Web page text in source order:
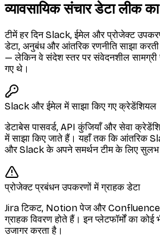
व्यावसायिक संचार डेटा लीक
टीमें हर दिन Slack, ईमेल और प्रोजेक्ट
डेटा, अनुबंध और आंतरिक रणनीति साझा
— लेकिन वे संदेश स्तर पर संवेदनशील सामग्री
गए थे।
Slack और ईमेल में साझा किए गए क्रेडेंशियल
डेटाबेस पासवर्ड, API कुंजियाँ और सेवा
में साझा किए जाते हैं। यहाँ तक कि आंतरिक
और Slack के अपने समर्थन टीम के लिए सुलभ
प्रोजेक्ट प्रबंधन उपकरणों में ग्राहक डेटा
Jira टिकट, Notion पेज और
ग्राहक विवरण होते हैं। इन प्लेटफॉर्मों का
उजागर करता है।